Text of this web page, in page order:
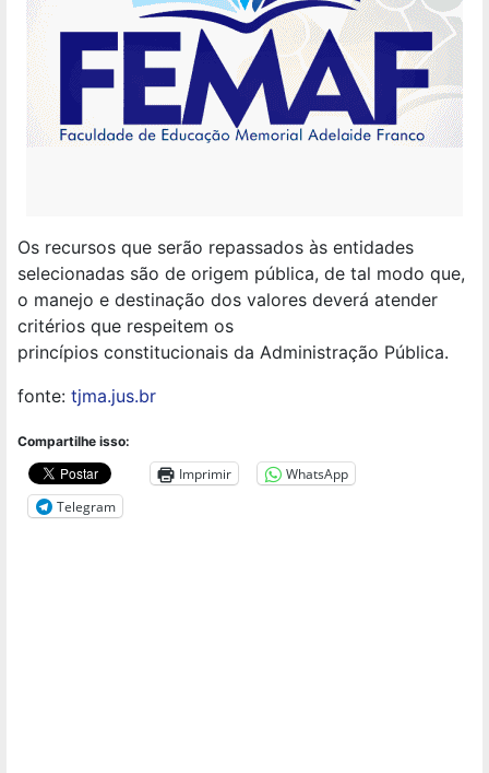
Os recursos que serão repassados às entidades
selecionadas são de origem pública, de tal modo que,
o manejo e destinação dos valores deverá atender
critérios que respeitem os
princípios constitucionais da Administração Pública.
fonte: tjma.jus.br
Compartilhe isso:
Imprimir
WhatsApp
Telegram